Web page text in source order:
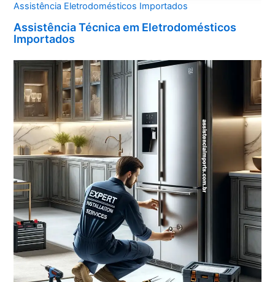
Assistência Eletrodomésticos Importados
Assistência Técnica em Eletrodomésticos
Importados